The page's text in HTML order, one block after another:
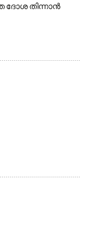
ദോശ തിന്നാന്‍